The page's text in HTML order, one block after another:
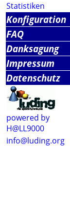
Statistiken
Konfiguration
FAQ
Danksagung
Impressum
Datenschutz
powered by
H@LL9000
info@luding.org